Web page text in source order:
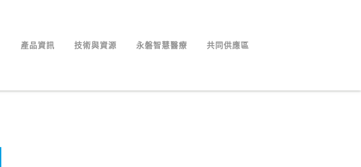
產品資訊 技術與資源 永磐智慧醫療 共同供應區